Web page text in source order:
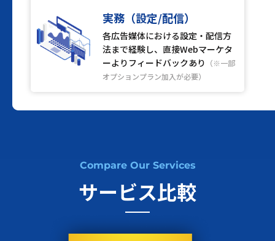
実務（設定/配信）
各広告媒体における設定・配信方
法まで経験し、直接Webマーケタ
ーよりフィードバックあり （※一部
オプションプラン加入が必要）
Compare Our Services
サービス比較